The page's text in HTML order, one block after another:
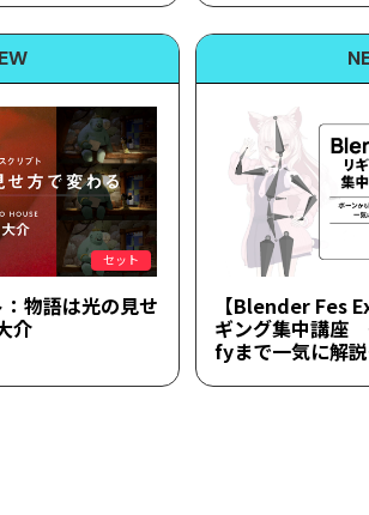
セット
物語は光の見せ
介
【Blender Fes
ギング集中講座
fyまで一気に解